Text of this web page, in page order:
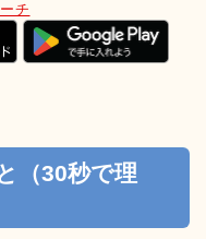
チ
（30秒で理